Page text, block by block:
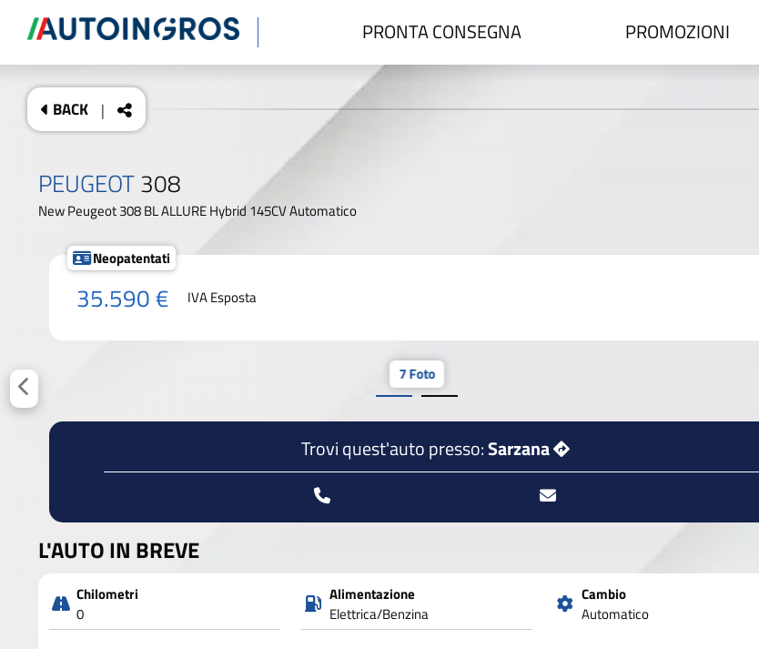
PRONTA CONSEGNA PROMOZIONI
BACK |
PEUGEOT308
New Peugeot 308 BL ALLURE Hybrid 145CV Automatico
Neopatentati
35.590 € IVA Esposta
7 Foto
Trovi quest'auto presso:Sarzana
L'AUTO IN BREVE
Chilometri
0
Alimentazione
Elettrica/Benzina
Cambio
Automatico